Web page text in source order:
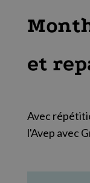
et
Avec
l'Avep avec